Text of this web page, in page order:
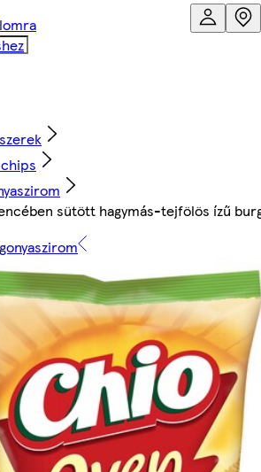
sütött hagymás-tejfölös ízű